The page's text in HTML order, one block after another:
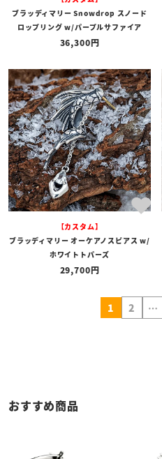
ブラッディマリー Snowdrop スノード
ロップリング w/パープルサファイア
36,300
【カスタム】
ブラッディマリー オーケアノスピアス w/
ホワイトトパーズ
29,700
1 2 …
おすすめ商品